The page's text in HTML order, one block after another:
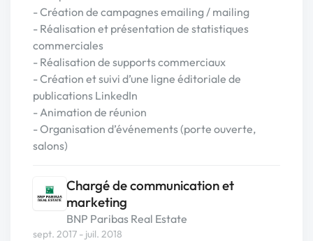
- Création de campagnes emailing / mailing
- Réalisation et présentation de statistiques
commerciales
- Réalisation de supports commerciaux
- Création et suivi d’une ligne éditoriale de
publications LinkedIn
- Animation de réunion
- Organisation d’événements (porte ouverte,
salons)
Chargé de communication et
marketing
BNP Paribas Real Estate
sept. 2017 - juil. 2018